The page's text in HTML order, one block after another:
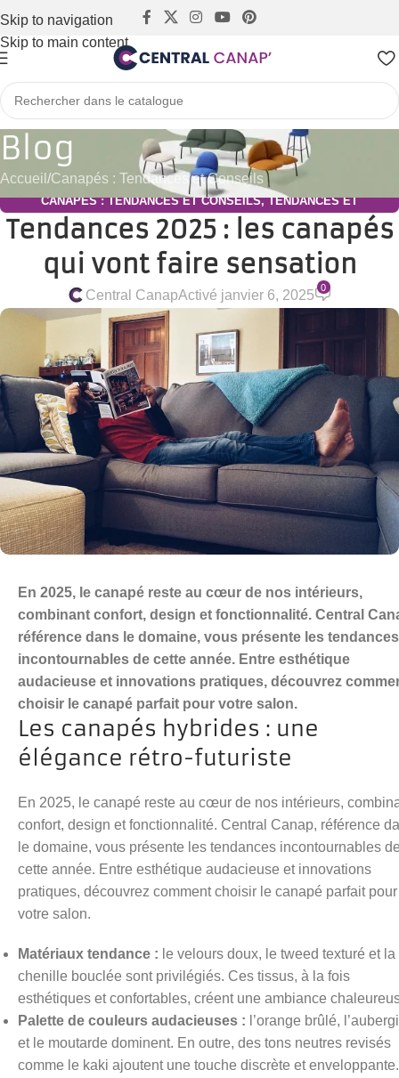
Skip to navigation
Skip to main content
Blog
Accueil Canapés : Tendances et Conseils
CANAPÉS : TENDANCES ET CONSEILS,TENDANCES ET
INSPIRATIONS MOBILIER
Tendances 2025 : les canapés
qui vont faire sensation
Central CanapActivé janvier 6, 2025
0
En 2025, le canapé reste au cœur de nos intérieurs,
combinant confort, design et fonctionnalité. Central
référence dans le domaine, vous présente les tendances
incontournables de cette année. Entre esthétique
audacieuse et innovations pratiques, découvrez
choisir le canapé parfait pour votre salon.
Les canapés hybrides : une
élégance rétro-futuriste
En 2025, le canapé reste au cœur de nos intérieurs,
confort, design et fonctionnalité. Central Canap, référence
le domaine, vous présente les tendances incontournables
cette année. Entre esthétique audacieuse et innovations
pratiques, découvrez comment choisir le canapé parfait pour
votre salon.
Matériaux tendance : le velours doux, le tweed texturé et la
chenille bouclée sont privilégiés. Ces tissus, à la fois
esthétiques et confortables, créent une ambiance
Palette de couleurs audacieuses : l’orange brûlé,
et le moutarde dominent. En outre, des tons neutres revisés
comme le kaki ajoutent une touche discrète et